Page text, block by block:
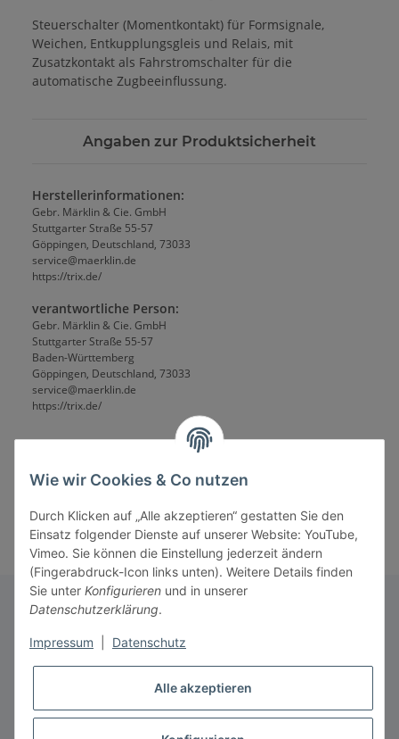
Steuerschalter (Momentkontakt) für Formsignale,
Weichen, Entkupplungsgleis und Relais, mit
Zusatzkontakt als Fahrstromschalter für die
automatische Zugbeeinflussung.
Angaben zur Produktsicherheit
Herstellerinformationen:
Gebr. Märklin & Cie. GmbH
Stuttgarter Straße 55-57
Göppingen, Deutschland, 73033
service@maerklin.de
https://trix.de/
verantwortliche Person:
Gebr. Märklin & Cie. GmbH
Stuttgarter Straße 55-57
Baden-Württemberg
Göppingen, Deutschland, 73033
service@maerklin.de
https://trix.de/
Informationen
Gesetzliche Informationen
Wie wir Cookies & Co nutzen
Durch Klicken auf „Alle akzeptieren“ gestatten Sie den
Einsatz folgender Dienste auf unserer Website: YouTube,
Vimeo. Sie können die Einstellung jederzeit ändern
(Fingerabdruck-Icon links unten). Weitere Details finden
Sie unter Konfigurieren und in unserer
Datenschutzerklärung.
Impressum Datenschutz
Alle akzeptieren